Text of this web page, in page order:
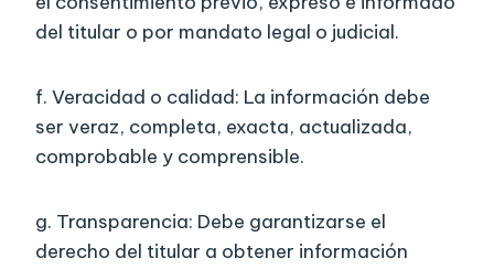
del titular o por mandato legal o judicial.
f. Veracidad o calidad: La información debe
ser veraz, completa, exacta, actualizada,
comprobable y comprensible.
g. Transparencia: Debe garantizarse el
derecho del titular a obtener información